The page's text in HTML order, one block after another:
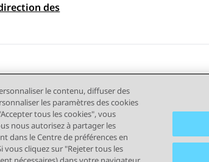
par sujet
des
Confidentialité Politique de cookies
le contenu, diffuser des
les paramètres des cookies
tous les cookies", vous
nous autorisez à partager les
dans le Centre de préférences en
vous cliquez sur "Rejeter tous les